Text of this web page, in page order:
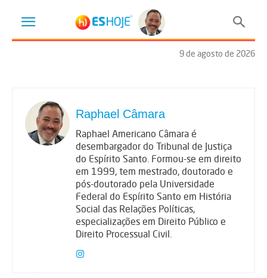
9 de agosto de 2026
Raphael Câmara
Raphael Americano Câmara é
desembargador do Tribunal de Justiça
do Espírito Santo. Formou-se em direito
em 1999, tem mestrado, doutorado e
pós-doutorado pela Universidade
Federal do Espírito Santo em História
Social das Relações Políticas,
especializações em Direito Público e
Direito Processual Civil.